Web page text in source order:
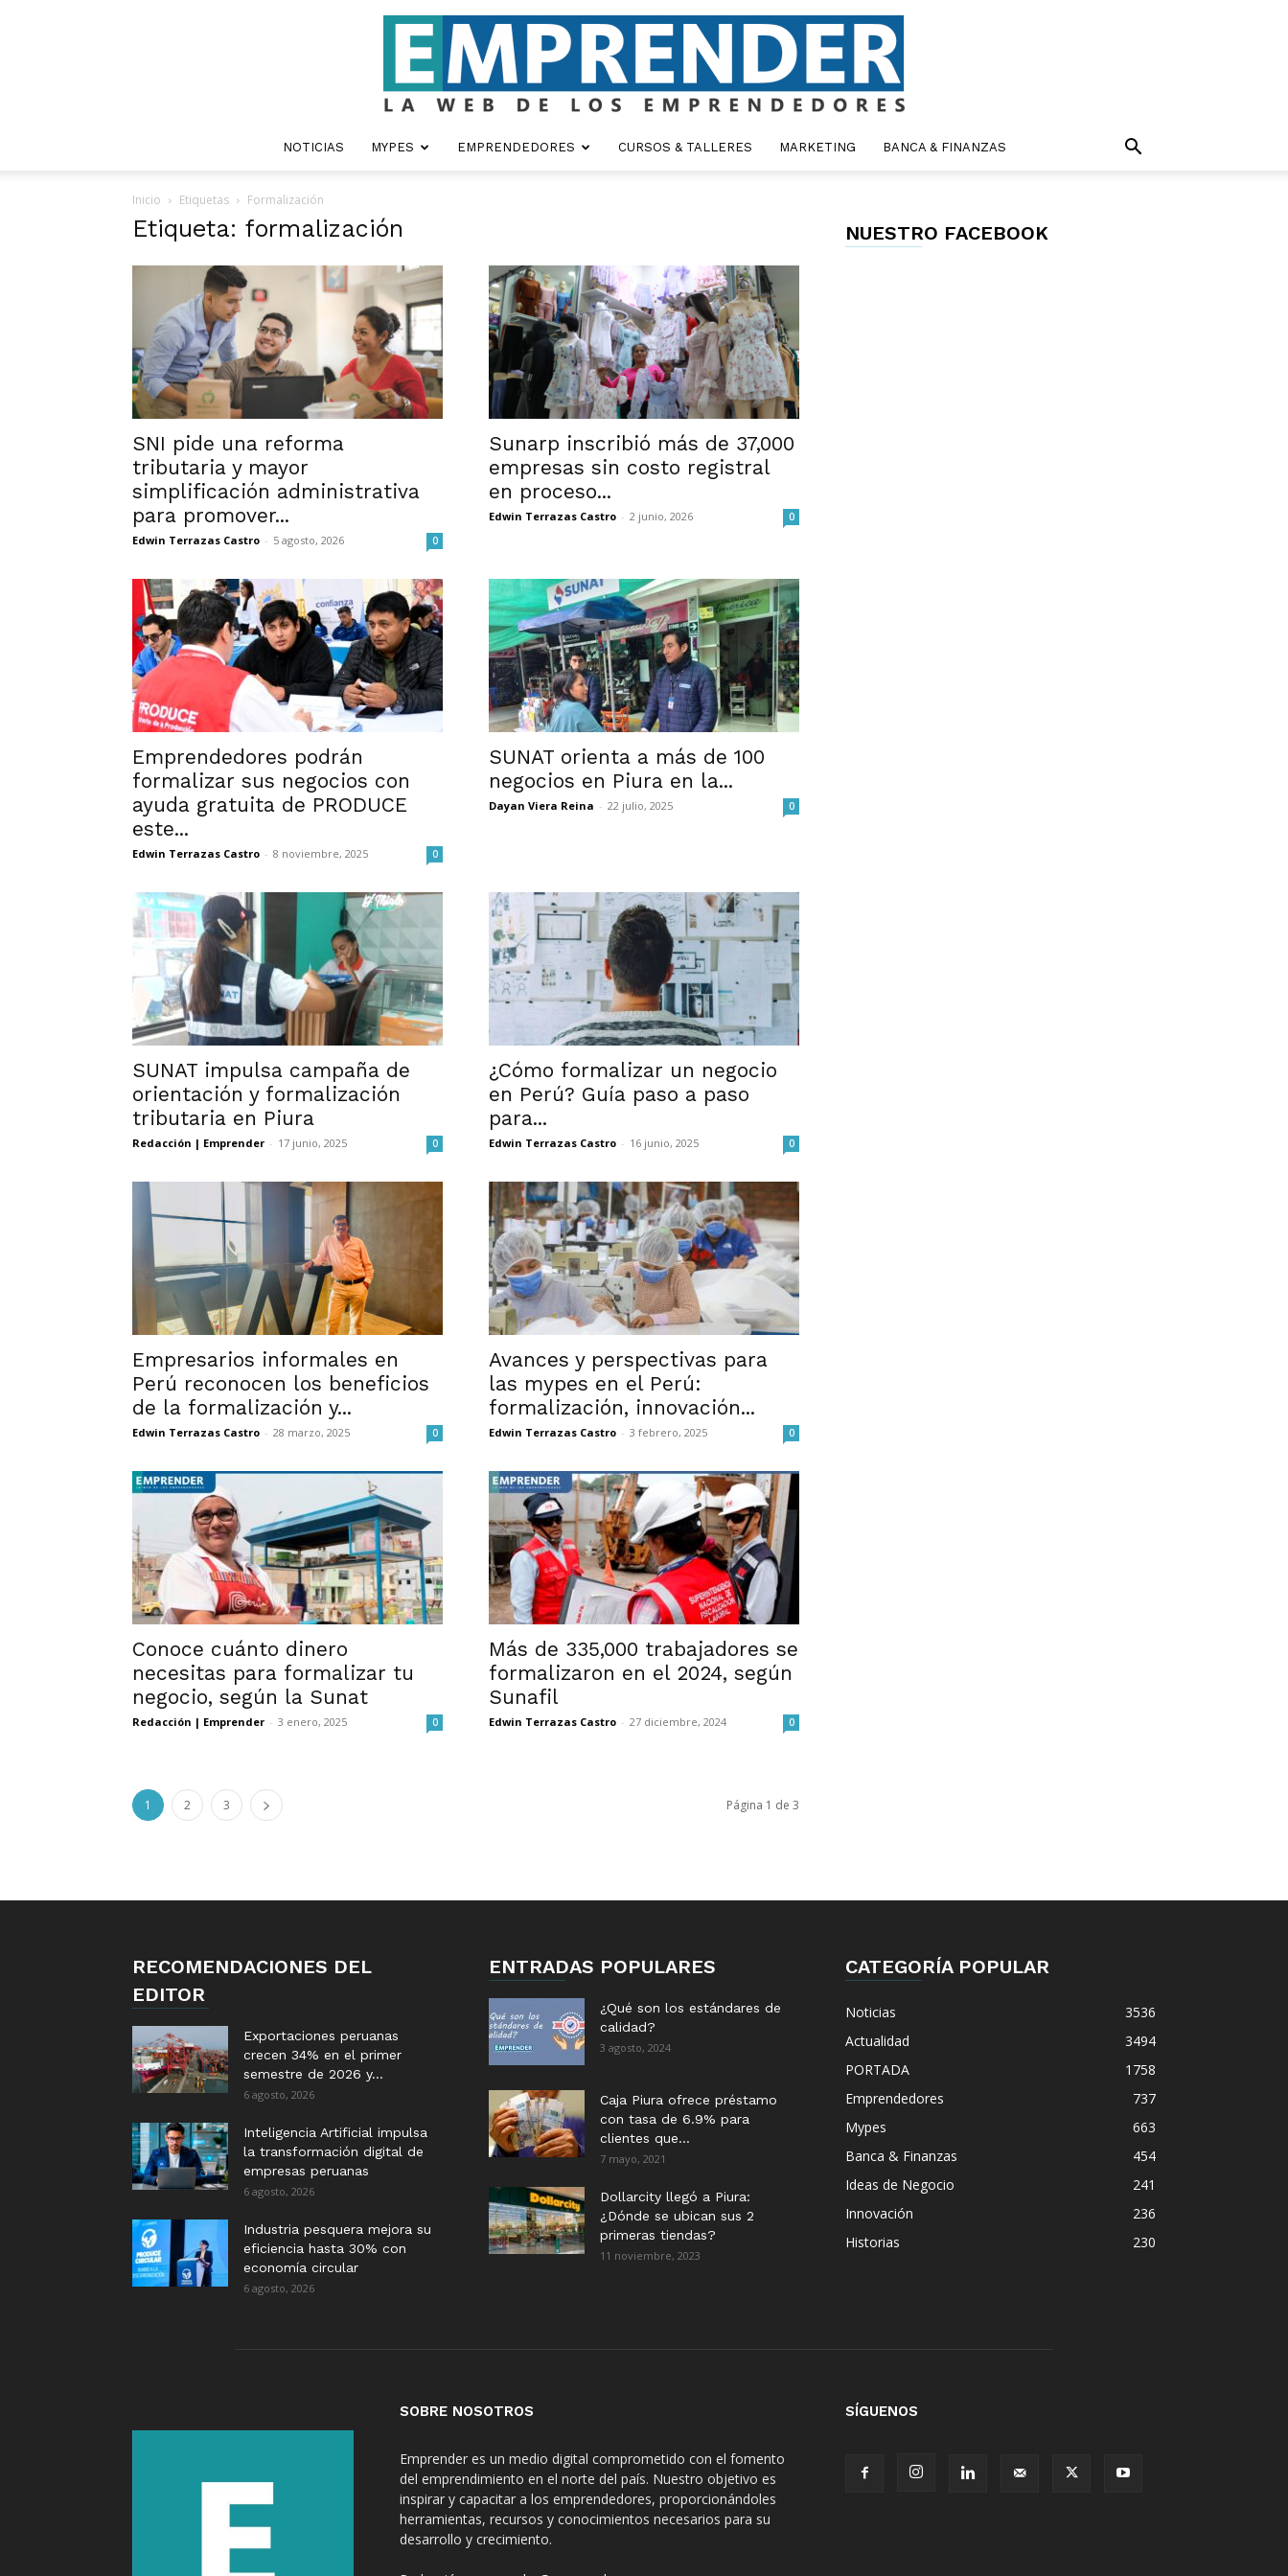
NOTICIAS MYPES EMPRENDEDORES CURSOS & TALLERES MARKETING BANCA & FINANZAS
Inicio Etiquetas Formalización
Etiqueta: formalización
SNI pide una reforma
tributaria y mayor
simplificación administrativa
para promover...
Edwin Terrazas Castro - 5 agosto, 2026 0
Sunarp inscribió más de 37,000
empresas sin costo registral
en proceso...
Edwin Terrazas Castro - 2 junio, 2026 0
Emprendedores podrán
formalizar sus negocios con
ayuda gratuita de PRODUCE
este...
Edwin Terrazas Castro - 8 noviembre, 2025 0
SUNAT orienta a más de 100
negocios en Piura en la...
Dayan Viera Reina - 22 julio, 2025 0
SUNAT impulsa campaña de
orientación y formalización
tributaria en Piura
Redacción | Emprender - 17 junio, 2025 0
¿Cómo formalizar un negocio
en Perú? Guía paso a paso
para...
Edwin Terrazas Castro - 16 junio, 2025 0
Empresarios informales en
Perú reconocen los beneficios
de la formalización y...
Edwin Terrazas Castro - 28 marzo, 2025 0
Avances y perspectivas para
las mypes en el Perú:
formalización, innovación...
Edwin Terrazas Castro - 3 febrero, 2025 0
Conoce cuánto dinero
necesitas para formalizar tu
negocio, según la Sunat
Redacción | Emprender - 3 enero, 2025 0
Más de 335,000 trabajadores se
formalizaron en el 2024, según
Sunafil
Edwin Terrazas Castro - 27 diciembre, 2024 0
1 2 3 Página 1 de 3
NUESTRO FACEBOOK
RECOMENDACIONES DEL
EDITOR
Exportaciones peruanas
crecen 34% en el primer
semestre de 2026 y...
6 agosto, 2026
Inteligencia Artificial impulsa
la transformación digital de
empresas peruanas
6 agosto, 2026
Industria pesquera mejora su
eficiencia hasta 30% con
economía circular
6 agosto, 2026
ENTRADAS POPULARES
¿Qué son los estándares de
calidad?
3 agosto, 2024
Caja Piura ofrece préstamo
con tasa de 6.9% para
clientes que...
7 mayo, 2021
Dollarcity llegó a Piura:
¿Dónde se ubican sus 2
primeras tiendas?
11 noviembre, 2023
CATEGORÍA POPULAR
Noticias
3536
Actualidad
3494
PORTADA
1758
Emprendedores
737
Mypes
663
Banca & Finanzas
454
Ideas de Negocio
241
Innovación
236
Historias
230
SOBRE NOSOTROS
Emprender es un medio digital comprometido con el fomento
del emprendimiento en el norte del país. Nuestro objetivo es
inspirar y capacitar a los emprendedores, proporcionándoles
herramientas, recursos y conocimientos necesarios para su
desarrollo y crecimiento.
SÍGUENOS